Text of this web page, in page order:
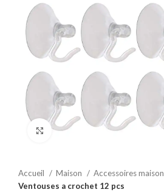
Click to enlarge
Accueil Maison
Accessoires maison
Ventouses a crochet 12 pcs